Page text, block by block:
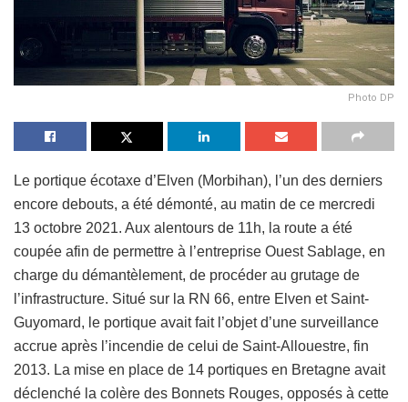
Photo DP
Le portique écotaxe d’Elven (Morbihan), l’un des derniers
encore debouts, a été démonté, au matin de ce mercredi
13 octobre 2021. Aux alentours de 11h, la route a été
coupée afin de permettre à l’entreprise Ouest Sablage, en
charge du démantèlement, de procéder au grutage de
l’infrastructure. Situé sur la RN 66, entre Elven et Saint-
Guyomard, le portique avait fait l’objet d’une surveillance
accrue après l’incendie de celui de Saint-Allouestre, fin
2013. La mise en place de 14 portiques en Bretagne avait
déclenché la colère des Bonnets Rouges, opposés à cette